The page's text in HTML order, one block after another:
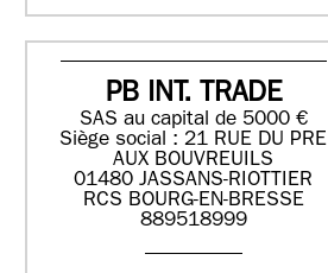
PB INT. TRADE
SAS au capital de 5000 €
Siège social : 21 RUE DU PRE
AUX BOUVREUILS
01480 JASSANS-RIOTTIER
RCS BOURG-EN-BRESSE
889518999